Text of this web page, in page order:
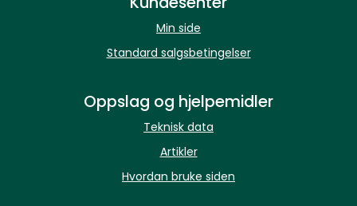
Min side
Standard salgsbetingelser
Oppslag og hjelpemidler
Teknisk data
Artikler
Hvordan bruke siden